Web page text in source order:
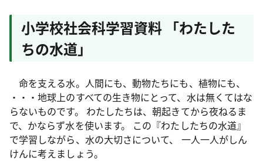
小学校社会科学習資料 「わたした
ちの水道」
命を支える水。人間にも、動物たちにも、植物にも、
・・・地球上のすべての生き物にとって、水は無くてはな
らないものです。 わたしたちは、朝起きてから夜ねるま
で、かならず水を使います。 この『わたしたちの水道』
で学習しながら、水の大切さについて、 一人一人がしん
けんに考えましょう。